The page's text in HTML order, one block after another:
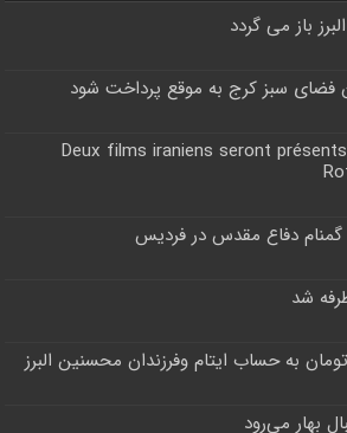
باز می گردد
فضای سبز کرج به موقع پرداخت شود
Deux films iraniens seront
گمنام دفاع مقدس در فردیس
شد
بهار می‌رود